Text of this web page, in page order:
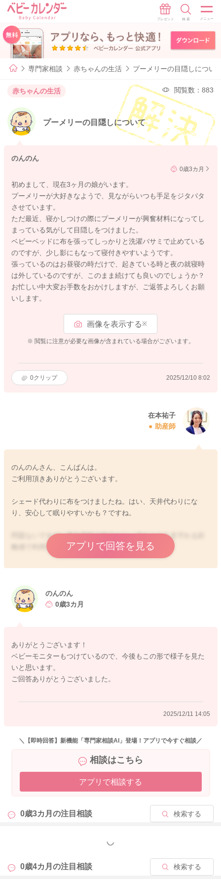
専門家相談 赤ちゃんの生活 プーメリーの目隠しについ
赤ちゃんの生活 閲覧数：883
プーメリーの目隠しについて
のんのん
0歳3カ月
初めまして、現在3ヶ月の娘がいます。
プーメリーが大好きなようで、見ながらいつも手足をジタバタ
させています。
ただ最近、寝かしつけの際にプーメリーが興奮材料になってし
まっている気がして目隠しをつけました。
ベビーベッドに布を張ってしっかりと洗濯バサミで止めている
のですが、少し影にもなって寝付きやすいようです。
張っているのはお昼寝の時だけで、起きている時と夜の就寝時
は外しているのですが、このまま続けても良いのでしょうか？
お忙しい中大変お手数をおかけしますが、ご返答よろしくお願
いします。
画像を表示する※
※ 閲覧に注意が必要な画像が含まれている場合がございます。
0クリップ 2025/12/10 8:02
在本祐子
助産師
のんのんさん、こんばんは。
ご利用頂きありがとうございます。
シェード代わりに布をつけましたね。はい、天井代わりにな
り、安心して眠りやすいかも？ですね。
問題ないですが、事故予防の観点から、赤ちゃんを見守れる距
離感で利用をよろしくお願いします！
アプリで回答を見る
のんのん
0歳3カ月
ありがとうございます！
ベビーモニターもつけているので、今後もこの形で様子を見た
いと思います。
ご回答ありがとうございました。
2025/12/11 14:05
＼【即時回答】新機能「専門家相談AI」登場！アプリで今すぐ相談／
相談はこちら
アプリで相談する
0歳3カ月の注目相談 検索する
もっと見る
0歳4カ月の注目相談 検索する